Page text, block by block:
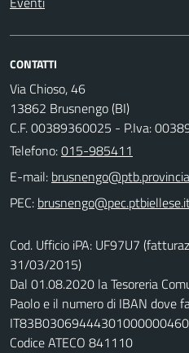
CONTATTI
Via Chioso, 46
13862 Brusnengo (BI)
C.F. 00389360025 - P.Iva:
Telefono:015-985411
E-mail:
PEC:
Cod. Ufficio iPA: UF97U7
31/03/2015)
Dal 01.08.2020 la Tesoreria
Paolo e il numero di IBAN dove
Codice ATECO 841110